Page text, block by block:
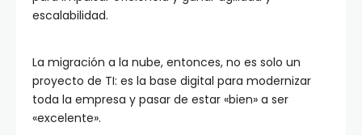
escalabilidad.
La migración a la nube, entonces, no es solo un
proyecto de TI: es la base digital para modernizar
toda la empresa y pasar de estar «bien» a ser
«excelente».